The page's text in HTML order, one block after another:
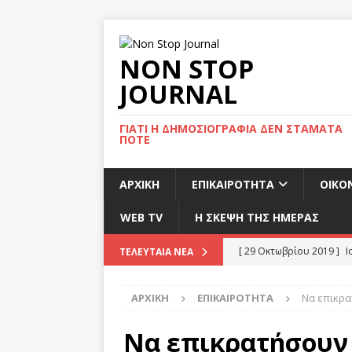
NON STOP
JOURNAL
ΓΙΑΤΊ Η ΔΗΜΟΣΙΟΓΡΑΦΊΑ ΔΕΝ ΣΤΑΜΑΤΆ
ΠΟΤΈ
ΑΡΧΙΚΉ ΕΠΙΚΑΙΡΌΤΗΤΑ
WEB TV Η ΣΚΕΨΗ ΤΗΣ ΗΜΕΡΑΣ
ΤΕΛΕΥΤΑΊΑ ΝΈΑ [ 29 Οκτωβρίου 2019 ]
[ 29 Οκτωβρίου 2019 ]
[ 29 Οκτωβρίου 2019 ]
ΑΡΧΙΚΉ ΕΠΙΚΑΙΡΌΤΗΤΑ Να
Να επικρατήσουν